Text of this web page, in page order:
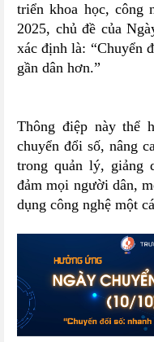
triển khoa học, công
2025, chủ đề của
xác định là: “Chuyển
gần dân hơn.”
Thông điệp này thể
chuyển đổi số, nâng
trong quản lý, giảng
đảm mọi người dân,
dụng công nghệ một